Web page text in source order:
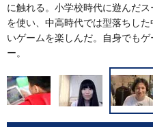
に触れる。小学校時代に遊んだ
を使い、中高時代では型落ちし
いゲームを楽しんだ。自身でも
ー。